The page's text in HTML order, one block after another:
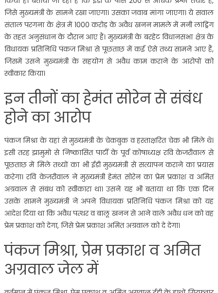
जिसे मुख्यमंत्री के सामने रखा जाएगा। उसका जवाब मांगा जाएगा। ये सवाल
संताल परगना के क्षेत्र में 1000 करोड़ के अवैध खनन मामले में मनी लांड्रिंग
के तहत अनुसंधान के दौरान आए हैं। मुख्यमंत्री के बरहेट विधानसभा क्षेत्र के
विधायक प्रतिनिधि पंकज मिश्रा से पूछताछ में कई ऐसे तथ्य सामने आए हैं,
जिसमें उसने मुख्यमंत्री के सहयोग से अवैध काम कराने के आरोपों को
स्वीकार किया।
इन तीनों का हेमंत सोरेन से संबंध
होने का आरोप
पंकज मिश्रा के यहां से मुख्यमंत्री के चेकबुक व हस्ताक्षरित चेक भी मिले थे।
इसी तरह झामुमो से निष्कासित पार्टी के पूर्व कोषाध्यक्ष रवि केजरीवाल से
पूछताछ में मिले तथ्यों का भी ईडी मुख्यमंत्री से सत्यापन कराने का प्रयास
करेगा। रवि केजरीवाल ने मुख्यमंत्री हेमंत सोरेन का प्रेम प्रकाश व अमित
अग्रवाल से संबंध को स्वीकारा था। उसने यह भी बताया था कि एक दिन
उसके सामने मुख्यमंत्री ने अपने विधायक प्रतिनिधि पंकज मिश्रा को यह
आदेश दिया था कि अवैध पत्थर व बालू खनन से आने वाले अवैध धन को वह
प्रेम प्रकाश को देगा, जिसे प्रेम प्रकाश अमित अग्रवाल को दे देगा।
पंकज मिश्रा, प्रेम प्रकाश व अमित
अग्रवाल जेल में